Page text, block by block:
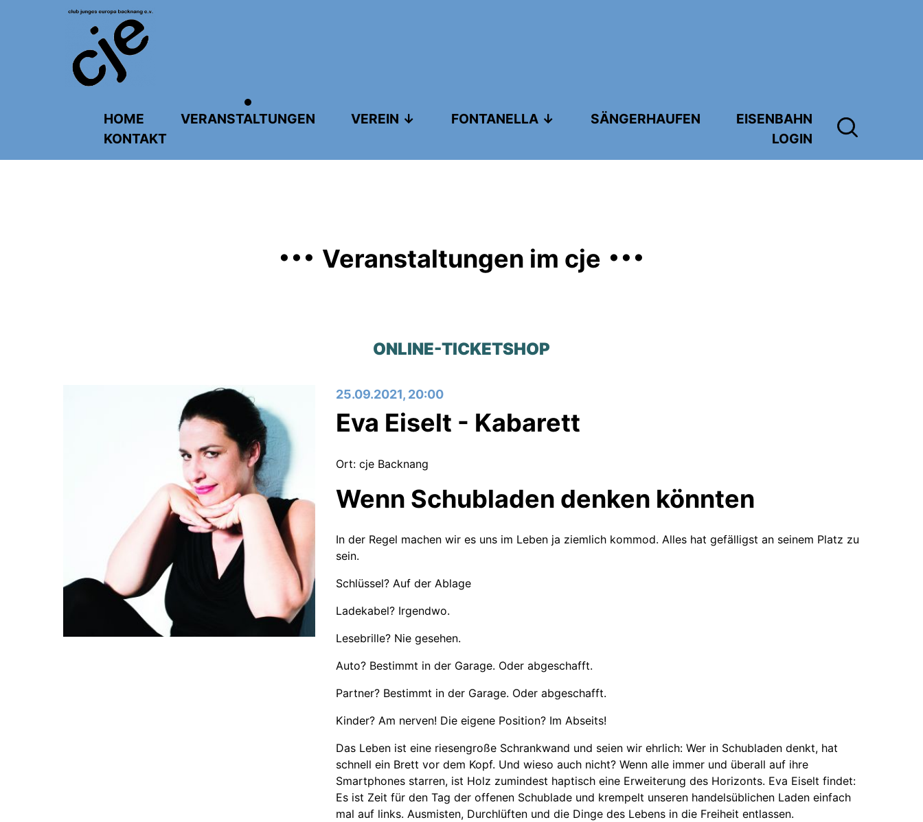
HOME VERANSTALTUNGEN VEREIN FONTANELLA SÄNGERHAUFEN
EISENBAHN
KONTAKT
LOGIN
... Veranstaltungen im cje ...
ONLINE-TICKETSHOP
25.09.2021, 20:00
Eva Eiselt - Kabarett
Ort: cje Backnang
Wenn Schubladen denken könnten
In der Regel machen wir es uns im Leben ja ziemlich kommod. Alles hat gefälligst an seinem Platz zu
sein.
Schlüssel? Auf der Ablage
Ladekabel? Irgendwo.
Lesebrille? Nie gesehen.
Auto? Bestimmt in der Garage. Oder abgeschafft.
Partner? Bestimmt in der Garage. Oder abgeschafft.
Kinder? Am nerven! Die eigene Position? Im Abseits!
Das Leben ist eine riesengroße Schrankwand und seien wir ehrlich: Wer in Schubladen denkt, hat
schnell ein Brett vor dem Kopf. Und wieso auch nicht? Wenn alle immer und überall auf ihre
Smartphones starren, ist Holz zumindest haptisch eine Erweiterung des Horizonts. Eva Eiselt findet:
Es ist Zeit für den Tag der offenen Schublade und krempelt unseren handelsüblichen Laden einfach
mal auf links. Ausmisten, Durchlüften und die Dinge des Lebens in die Freiheit entlassen.